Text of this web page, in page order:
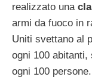
realizzato una
armi da fuoco in
Uniti svettano al
ogni 100 abitanti,
ogni 100